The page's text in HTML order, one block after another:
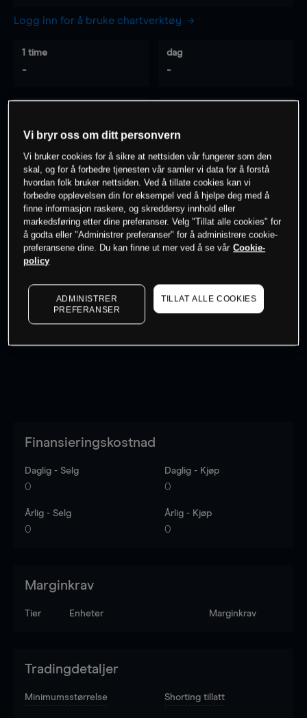
Logg inn for å bruke chartverktøy
1 time
-
dag
-
-
0% av kunder erpå dette instrumentet
Søk om konto
Log in
Finansieringskostnad
Daglig - Selg
0
Daglig - Kjøp
0
Årlig - Selg
0
Årlig - Kjøp
0
Marginkrav
Tier Enheter Marginkrav
Tradingdetaljer
Minimumsstørrelse Shorting tillatt
Vi bryr oss om ditt personvern
Vi bruker cookies for å sikre at nettsiden vår fungerer som den
skal, og for å forbedre tjenesten vår samler vi data for å forstå
hvordan folk bruker nettsiden. Ved å tillate cookies kan vi
forbedre opplevelsen din for eksempel ved å hjelpe deg med å
finne informasjon raskere, og skreddersy innhold eller
markedsføring etter dine preferanser. Velg "Tillat alle cookies" for
å godta eller "Administrer preferanser" for å administrere cookie-
preferansene dine. Du kan finne ut mer ved å se vår Cookie-
policy
ADMINISTRER
PREFERANSER
TILLAT ALLE COOKIES